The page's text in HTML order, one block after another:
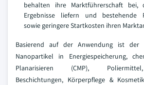
behalten ihre Marktführerschaft bei,
Ergebnisse liefern und bestehende
sowie geringere Startkosten ihren
Basierend auf der Anwendung ist der
Nanopartikel in Energiespeicherung,
Planarisieren (CMP),
Beschichtungen, Körperpflege &